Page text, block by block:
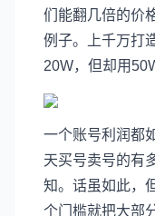
们能翻几倍的价
例子。上千万打
20W，但却用
一个账号利润都
天买号卖号的有
知。话虽如此，
个门槛就把大部